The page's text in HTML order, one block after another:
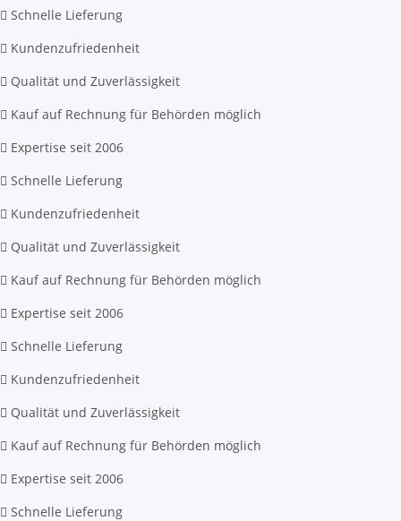
Schnelle Lieferung
Kundenzufriedenheit
Qualität und Zuverlässigkeit
Kauf auf Rechnung für Behörden möglich
Expertise seit 2006
Schnelle Lieferung
Kundenzufriedenheit
Qualität und Zuverlässigkeit
Kauf auf Rechnung für Behörden möglich
Expertise seit 2006
Schnelle Lieferung
Kundenzufriedenheit
Qualität und Zuverlässigkeit
Kauf auf Rechnung für Behörden möglich
Expertise seit 2006
Schnelle Lieferung